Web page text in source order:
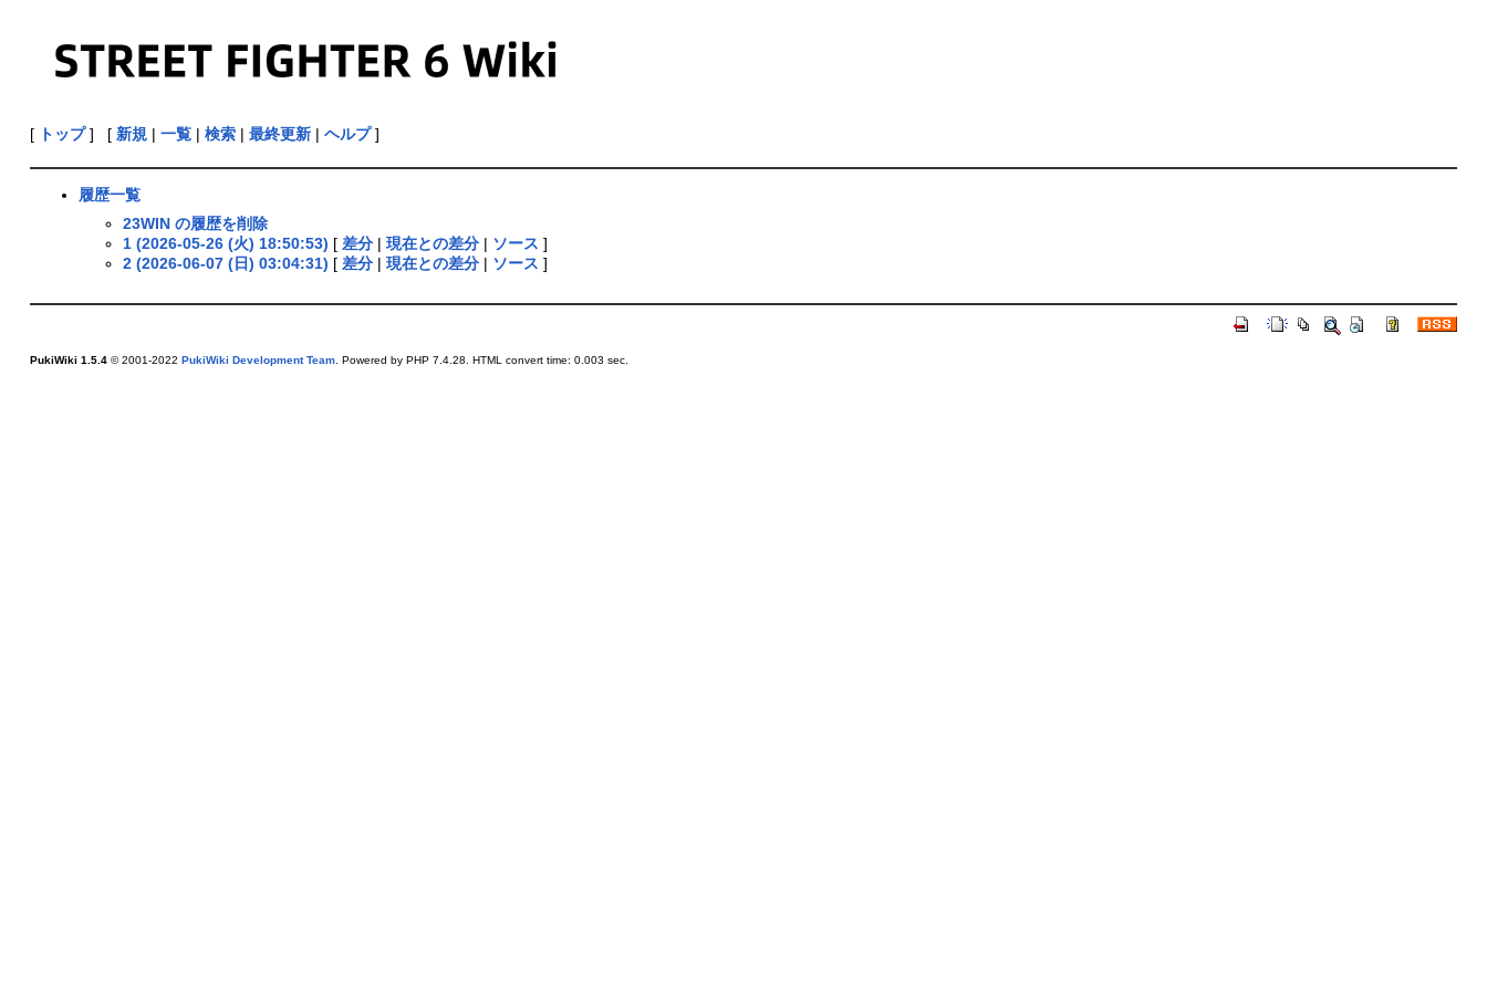
[ トップ] [ 新規| 一覧| 検索| 最終更新| ヘルプ]
履歴一覧
23WIN の履歴を削除
1 (2026-05-26 (火) 18:50:53) [ 差分| 現在との差分| ソース ]
2 (2026-06-07 (日) 03:04:31) [ 差分| 現在との差分| ソース ]
PukiWiki 1.5.4© 2001-2022 PukiWiki Development Team. Powered by PHP 7.4.28. HTML convert time: 0.003 sec.